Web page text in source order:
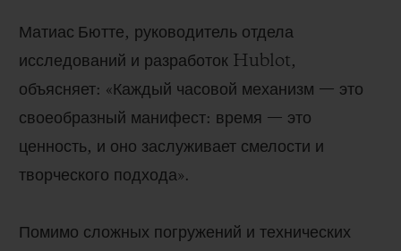
Матиас Бютте, руководитель отдела
исследований и разработок Hublot,
объясняет: «Каждый часовой механизм — это
своеобразный манифест: время — это
ценность, и оно заслуживает смелости и
творческого подхода».
Помимо сложных погружений и технических